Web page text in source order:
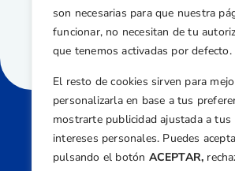
son necesarias para que nuestra
funcionar, no necesitan de tu
que tenemos activadas por defecto.
El resto de cookies sirven para
personalizarla en base a tus
mostrarte publicidad ajustada a
intereses personales. Puedes
pulsando el botón ACEPTAR,